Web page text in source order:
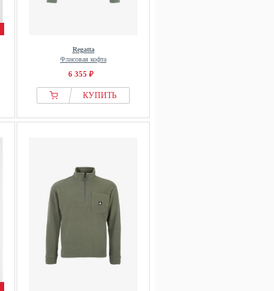
Regatta
Флисовая кофта
6 355 ₽
КУПИТЬ